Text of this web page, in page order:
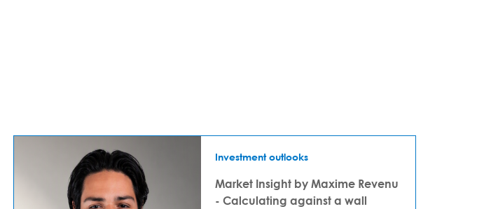
Investment outlooks
Market Insight by Maxime Revenu
- Calculating against a wall